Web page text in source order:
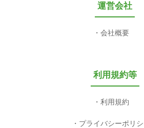
運営会社
会社概要
利用規約等
利用規約
プライバシーポリ